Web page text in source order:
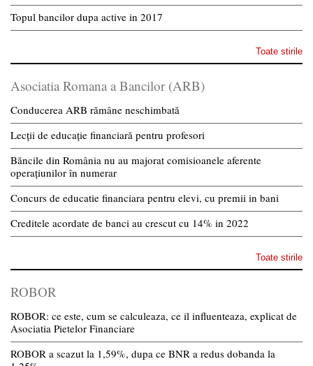
Topul bancilor dupa active in 2017
Toate stirile
Asociatia Romana a Bancilor (ARB)
Conducerea ARB rămâne neschimbată
Lecții de educație financiară pentru profesori
Băncile din România nu au majorat comisioanele aferente
operațiunilor în numerar
Concurs de educatie financiara pentru elevi, cu premii in bani
Creditele acordate de banci au crescut cu 14% in 2022
Toate stirile
ROBOR
ROBOR: ce este, cum se calculeaza, ce il influenteaza, explicat de
Asociatia Pietelor Financiare
ROBOR a scazut la 1,59%, dupa ce BNR a redus dobanda la